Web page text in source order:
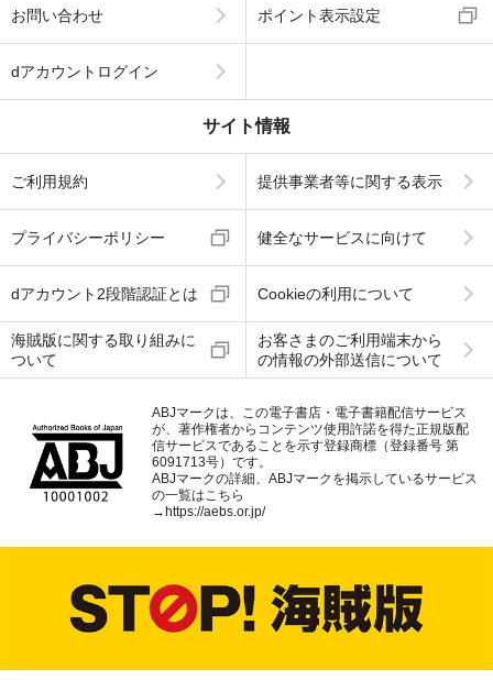
お問い合わせ ポイント表示設定
dアカウントログイン
サイト情報
ご利用規約 提供事業者等に関する表示
プライバシーポリシー 健全なサービスに向けて
dアカウント2段階認証とは Cookieの利用について
海賊版に関する取り組みに
ついて
お客さまのご利用端末から
の情報の外部送信について
ABJマークは、この電子書店・電子書籍配信サービス
が、著作権者からコンテンツ使用許諾を得た正規版配
信サービスであることを示す登録商標（登録番号 第
6091713号）です。
ABJマークの詳細、ABJマークを掲示しているサービス
の一覧はこちら
→ https://aebs.or.jp/